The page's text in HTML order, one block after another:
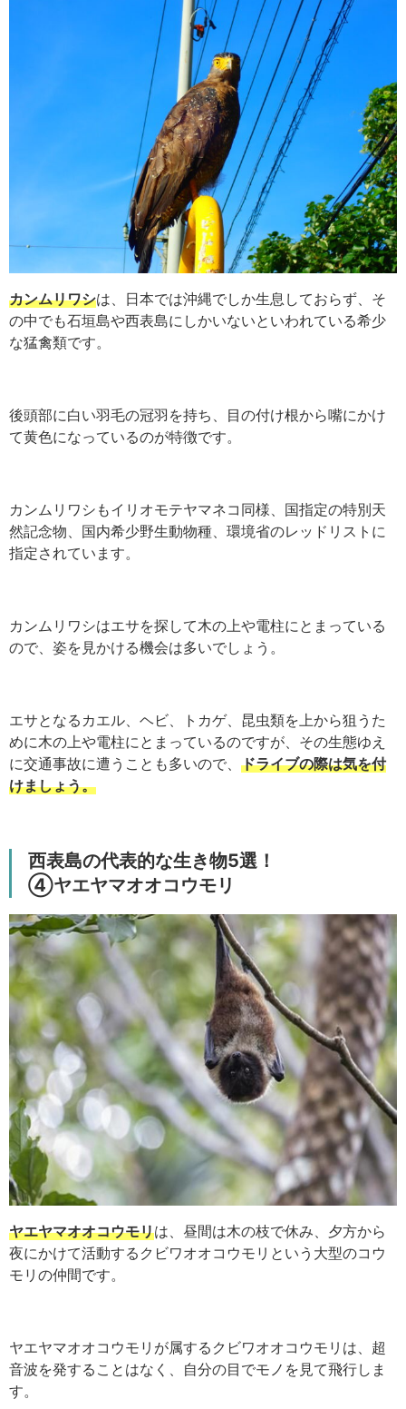
カンムリワシは、日本では沖縄でしか生息しておらず、そ
の中でも石垣島や西表島にしかいないといわれている希少
な猛禽類です。
後頭部に白い羽毛の冠羽を持ち、目の付け根から嘴にかけ
て黄色になっているのが特徴です。
カンムリワシもイリオモテヤマネコ同様、国指定の特別天
然記念物、国内希少野生動物種、環境省のレッドリストに
指定されています。
カンムリワシはエサを探して木の上や電柱にとまっている
ので、姿を見かける機会は多いでしょう。
エサとなるカエル、ヘビ、トカゲ、昆虫類を上から狙うた
めに木の上や電柱にとまっているのですが、その生態ゆえ
に交通事故に遭うことも多いので、 ドライブの際は気を付
けましょう。
西表島の代表的な生き物5選！
④ヤエヤマオオコウモリ
ヤエヤマオオコウモリは、昼間は木の枝で休み、夕方から
夜にかけて活動するクビワオオコウモリという大型のコウ
モリの仲間です。
ヤエヤマオオコウモリが属するクビワオオコウモリは、超
音波を発することはなく、自分の目でモノを見て飛行しま
す。